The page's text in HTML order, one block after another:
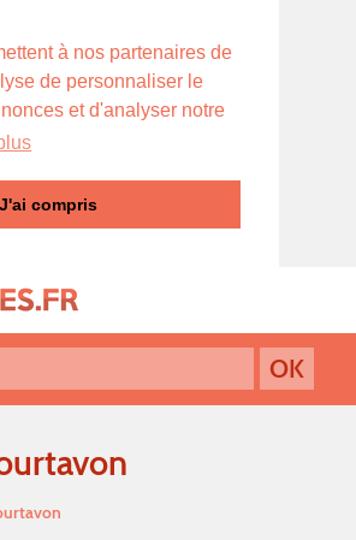
à nos partenaires de
de personnaliser le
et d'analyser notre
J'ai compris